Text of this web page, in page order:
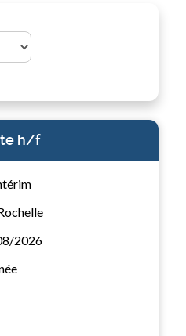
h/f
2026